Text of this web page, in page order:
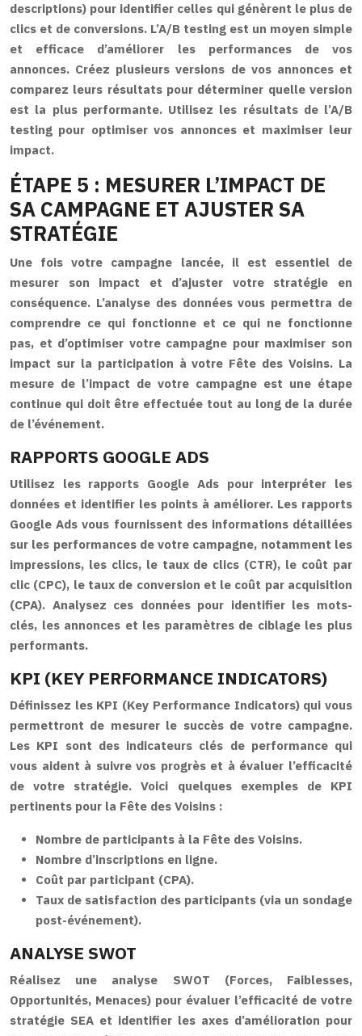
descriptions) pour identifier celles qui génèrent le plus de
clics et de conversions. L’A/B testing est un moyen simple
et efficace d’améliorer les performances de vos
annonces. Créez plusieurs versions de vos annonces et
comparez leurs résultats pour déterminer quelle version
est la plus performante. Utilisez les résultats de l’A/B
testing pour optimiser vos annonces et maximiser leur
impact.
ÉTAPE 5 : MESURER L’IMPACT DE
SA CAMPAGNE ET AJUSTER SA
STRATÉGIE
Une fois votre campagne lancée, il est essentiel de
mesurer son impact et d’ajuster votre stratégie en
conséquence. L’analyse des données vous permettra de
comprendre ce qui fonctionne et ce qui ne fonctionne
pas, et d’optimiser votre campagne pour maximiser son
impact sur la participation à votre Fête des Voisins. La
mesure de l’impact de votre campagne est une étape
continue qui doit être effectuée tout au long de la durée
de l’événement.
RAPPORTS GOOGLE ADS
Utilisez les rapports Google Ads pour interpréter les
données et identifier les points à améliorer. Les rapports
Google Ads vous fournissent des informations détaillées
sur les performances de votre campagne, notamment les
impressions, les clics, le taux de clics (CTR), le coût par
clic (CPC), le taux de conversion et le coût par acquisition
(CPA). Analysez ces données pour identifier les mots-
clés, les annonces et les paramètres de ciblage les plus
performants.
KPI (KEY PERFORMANCE INDICATORS)
Définissez les KPI (Key Performance Indicators) qui vous
permettront de mesurer le succès de votre campagne.
Les KPI sont des indicateurs clés de performance qui
vous aident à suivre vos progrès et à évaluer l’efficacité
de votre stratégie. Voici quelques exemples de KPI
pertinents pour la Fête des Voisins :
Nombre de participants à la Fête des Voisins.
Nombre d’inscriptions en ligne.
Coût par participant (CPA).
Taux de satisfaction des participants (via un sondage
post-événement).
ANALYSE SWOT
Réalisez une analyse SWOT (Forces, Faiblesses,
Opportunités, Menaces) pour évaluer l’efficacité de votre
stratégie SEA et identifier les axes d’amélioration pour